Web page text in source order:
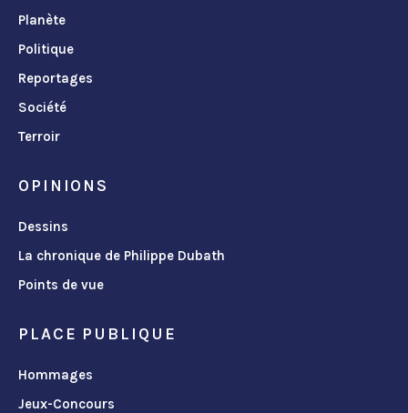
Planète
Politique
Reportages
Société
Terroir
OPINIONS
Dessins
La chronique de Philippe Dubath
Points de vue
PLACE PUBLIQUE
Hommages
Jeux-Concours